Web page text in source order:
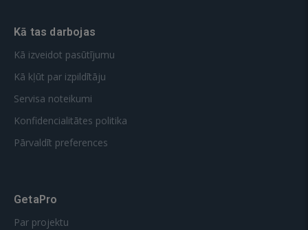
Kā tas darbojas
Kā izveidot pasūtījumu
Kā kļūt par izpildītāju
Servisa noteikumi
Konfidencialitātes politika
Pārvaldīt preferences
GetaPro
Par projektu